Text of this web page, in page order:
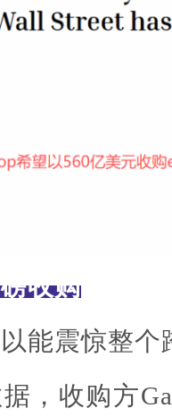
收购
能震惊整
，收购方